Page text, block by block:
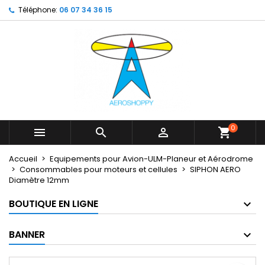
Téléphone: 06 07 34 36 15
   shopping_cart0
Accueil
Equipements pour Avion-ULM-Planeur et Aérodrome
Consommables pour moteurs et cellules
SIPHON AERO
Diamètre 12mm
BOUTIQUE EN LIGNE
BANNER
My wishlists ×
Create new list
Créer une liste d'envies ×
Nom de la liste d'envies
Connexion ×
Vous devez être connecté pour ajouter des produits
Annuler